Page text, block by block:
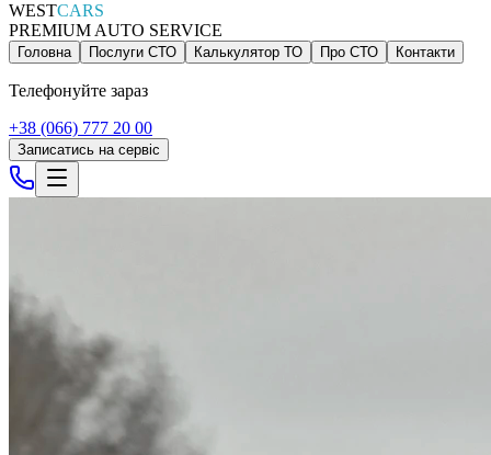
WESTCARS
PREMIUM AUTO SERVICE
Головна Послуги СТО Калькулятор ТО Про СТО Контакти
Телефонуйте зараз
+38 (066) 777 20 00
Записатись на сервіс